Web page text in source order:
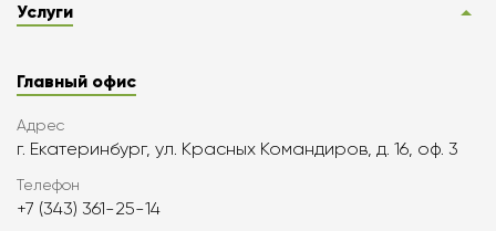
Услуги
Главный офис
Адрес
г. Екатеринбург, ул. Красных Командиров, д. 16, оф. 3
Телефон
+7 (343) 361-25-14